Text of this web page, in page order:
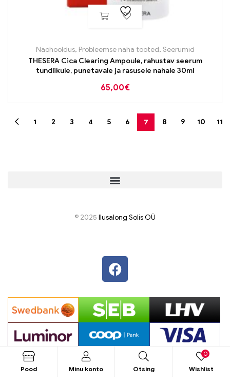
Näohooldus, Probleemse naha tooted, Seerumid
THESERA Cica Clearing Ampoule, rahustav seerum
tundlikule, punetavale ja rasusele nahale 30ml
65,00€
1 2 3 4 5 6 7 8 9 10 11
© 2025 Ilusalong Solis OÜ
Pood Minu konto Otsing Wishlist
0